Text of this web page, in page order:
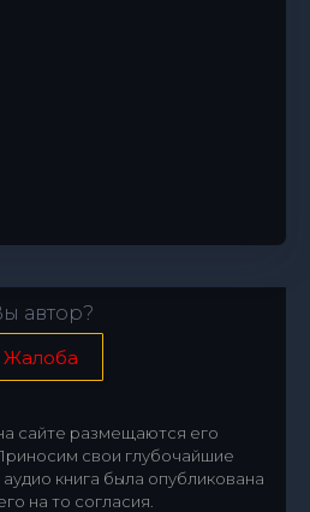
автор?
Жалоба
сайте размещаются его
свои глубочайшие
книга была опубликована
на то согласия.